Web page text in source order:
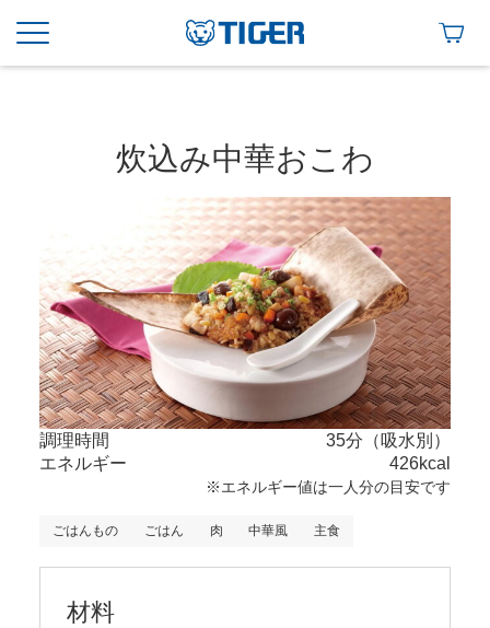
炊込み中華おこわ
調理時間
35分（吸水別）
エネルギー
426kcal
※エネルギー値は一人分の目安です
ごはんもの ごはん 肉 中華風 主食
材料